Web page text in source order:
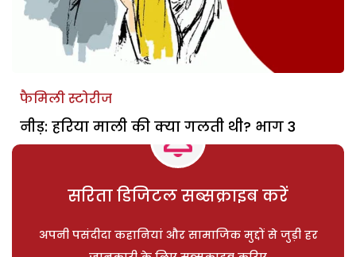
फैमिली स्टोरीज
नीड़: हरिया माली की क्या गलती थी? भाग 3
सरिता डिजिटल सब्सक्राइब करें
अपनी पसंदीदा कहानियां और सामाजिक मुद्दों से जुड़ी हर